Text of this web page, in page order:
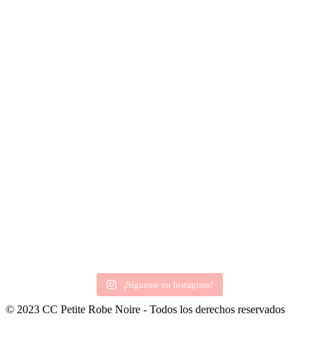
¡Sígueme en Instagram!
© 2023 CC Petite Robe Noire - Todos los derechos reservados